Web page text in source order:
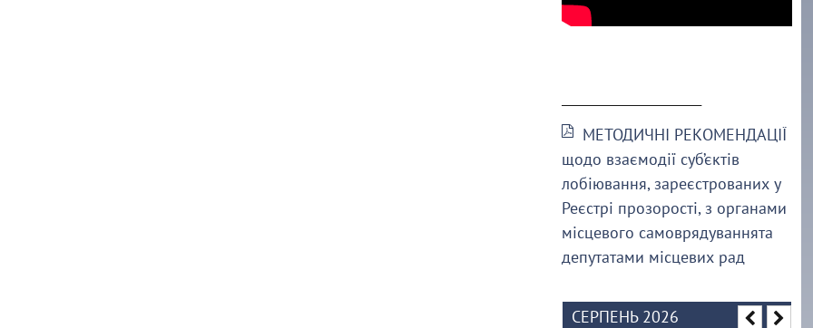
МЕТОДИЧНІ РЕКОМЕНДАЦІЇ
щодо взаємодії суб’єктів
лобіювання, зареєстрованих у
Реєстрі прозорості, з органами
місцевого самоврядуваннята
депутатами місцевих рад
СЕРПЕНЬ 2026